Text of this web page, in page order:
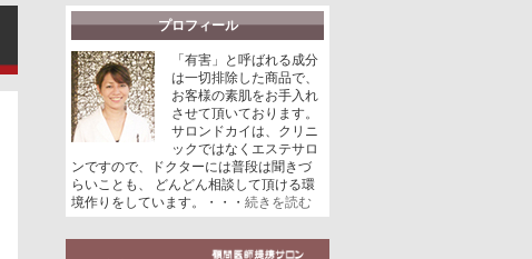
プロフィール
「有害」と呼ばれる成分
は一切排除した商品で、
お客様の素肌をお手入れ
させて頂いております。
サロンドカイは、クリニ
ックではなくエステサロ
ンですので、ドクターには普段は聞きづ
らいことも、 どんどん相談して頂ける環
境作りをしています。・・・続きを読む